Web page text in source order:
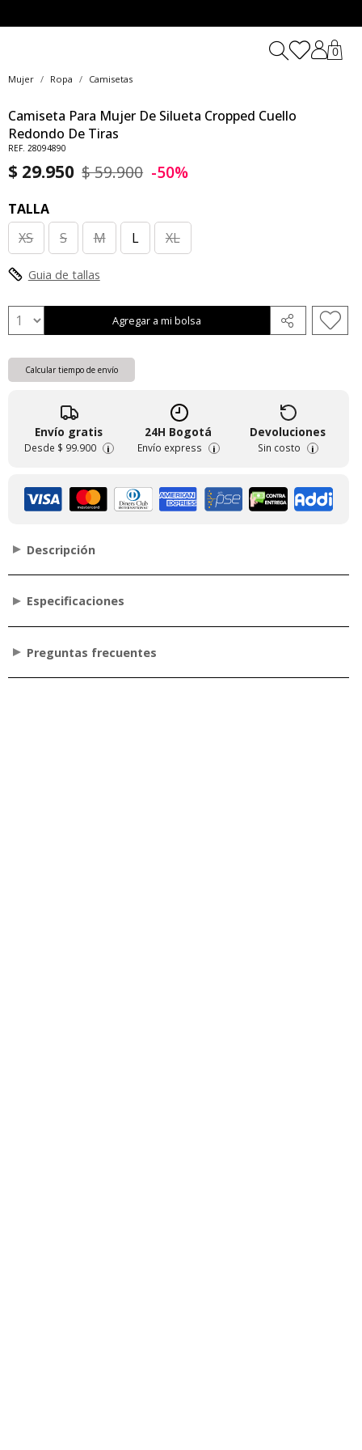
0
Mujer Ropa Camisetas
Camiseta Para Mujer De Silueta Cropped Cuello
Redondo De Tiras
REF. 28094890
$ 29.950 $ 59.900 -50%
TALLA
XS
S M L XL
Guia de tallas
Agregar a mi bolsa
Calcular tiempo de envío
Envío gratis
Desde $ 99.900 i
24H Bogotá
Envío express i
Devoluciones
Sin costo i
Descripción
Especificaciones
Preguntas frecuentes